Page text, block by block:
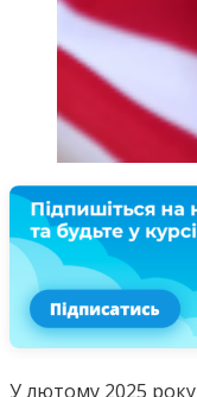
У лютому 2025 року